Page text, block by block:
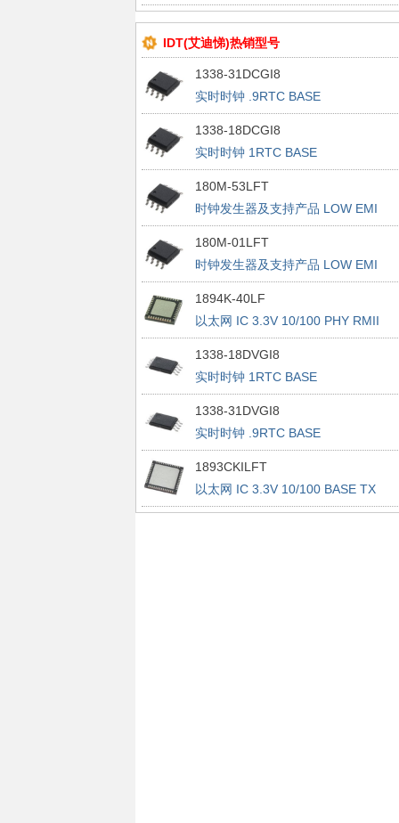
TOUCH BUTTON
IDT(艾迪悌)热销型号
1338-31DCGI8
实时时钟 .9RTC BASE
1338-18DCGI8
实时时钟 1RTC BASE
180M-53LFT
时钟发生器及支持产品 LOW EMI
CLOCK GENERATOR
180M-01LFT
时钟发生器及支持产品 LOW EMI
CLOCK GENERATOR
1894K-40LF
以太网 IC 3.3V 10/100 PHY RMII
1338-18DVGI8
实时时钟 1RTC BASE
1338-31DVGI8
实时时钟 .9RTC BASE
1893CKILFT
以太网 IC 3.3V 10/100 BASE TX
INTEGRATED PHYCEIVER